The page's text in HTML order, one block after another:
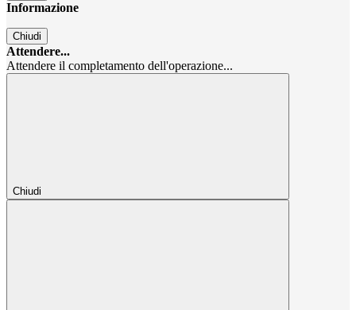
Informazione
Chiudi
Attendere...
Attendere il completamento dell'operazione...
Chiudi